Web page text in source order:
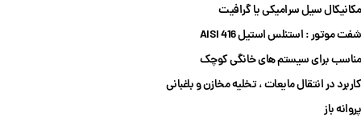
مکانیکال سیل سرامیکی یا گرافیت
شفت موتور : استنلس استیل AISI 416
مناسببرای سیستم های خانگی کوچک
کاربرد درانتقال مایعات ، تخلیه مخازن وباغبانی
پروانه باز